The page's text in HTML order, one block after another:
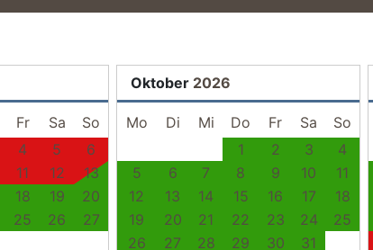
Fr Sa
So
4 5
6
11 12
13
18 19
20
25 26
27
Oktober 2026
Mo Di Mi Do Fr Sa
So
1
2 3
4
5
6 7 8 9 10
11
12
13 14 15 16 17
18
19
20 21 22 23 24
25
26
27 28 29 30 31